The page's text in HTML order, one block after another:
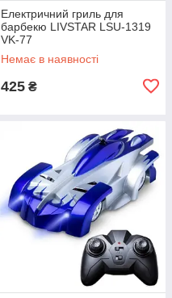
Електричний гриль для
барбекю LIVSTAR LSU-1319
VK-77
Немає в наявності
425 ₴